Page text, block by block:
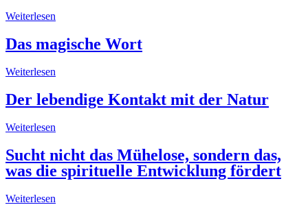
Weiterlesen
Das magische Wort
Weiterlesen
Der lebendige Kontakt mit der Natur
Weiterlesen
Sucht nicht das Mühelose, sondern das,
was die spirituelle Entwicklung fördert
Weiterlesen